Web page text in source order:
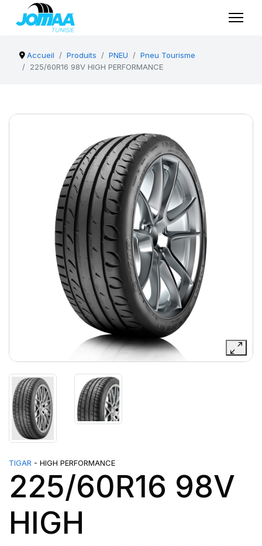
Accueil Produits PNEU
Pneu Tourisme
225/60R16 98V HIGH PERFORMANCE
TIGAR - HIGH PERFORMANCE
225/60R16 98V
HIGH